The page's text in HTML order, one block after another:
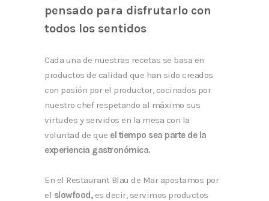
pensado para disfrutarlo con
todos los sentidos
Cada una de nuestras recetas se basa en
productos de calidad que han sido creados
con pasión por el productor, cocinados por
nuestro chef respetando al máximo sus
virtudes y servidos en la mesa con la
voluntad de que el tiempo sea parte de la
experiencia gastronómica.
En el Restaurant Blau de Mar apostamos por
el slowfood,es decir, servimos productos